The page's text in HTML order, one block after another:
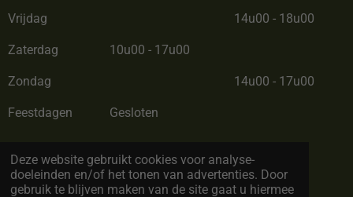
Deze website gebruikt cookies voor analyse-
doeleinden en/of het tonen van advertenties. Door
gebruik te blijven maken van de site gaat u hiermee
Vrijdag 14u00 - 18u00
Zaterdag 10u00 - 17u00
Zondag 14u00 - 17u00
Feestdagen Gesloten